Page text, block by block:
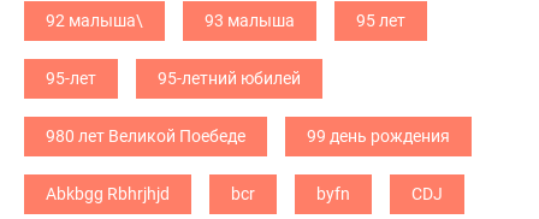
92 малыша\ 93 малыша 95 лет
95-лет 95-летний юбилей
980 лет Великой Поебеде 99 день рождения
Abkbgg Rbhrjhjd bcr byfn CDJ